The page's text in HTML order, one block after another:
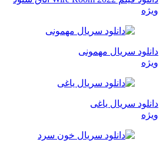
ویژه
دانلود سریال مهمونی
ویژه
دانلود سریال یاغی
ویژه